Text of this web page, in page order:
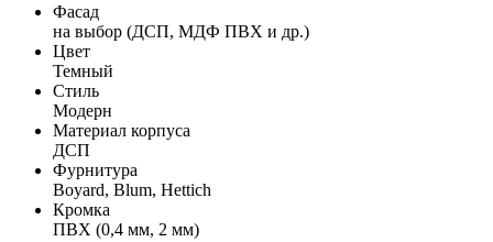
Фасад
на выбор (ДСП, МДФ ПВХ и др.)
Цвет
Темный
Стиль
Модерн
Материал корпуса
ДСП
Фурнитура
Boyard, Blum, Hettich
Кромка
ПВХ (0,4 мм, 2 мм)